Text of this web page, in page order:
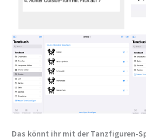
Das könnt ihr mit der Tanzfiguren-